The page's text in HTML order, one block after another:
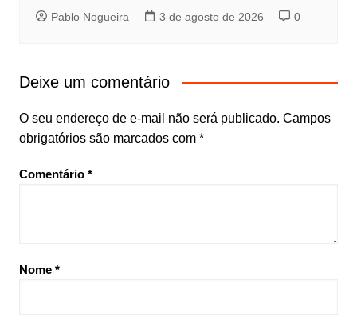
Pablo Nogueira 3 de agosto de 2026 0
Deixe um comentário
O seu endereço de e-mail não será publicado. Campos
obrigatórios são marcados com *
Comentário *
Nome *